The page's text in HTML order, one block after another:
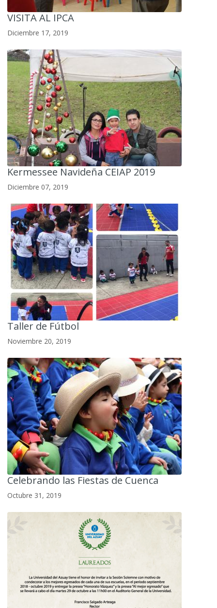
VISITA AL IPCA
Diciembre 17, 2019
Kermessee Navideña CEIAP 2019
Diciembre 07, 2019
Taller de Fútbol
Noviembre 20, 2019
Celebrando las Fiestas de Cuenca
Octubre 31, 2019